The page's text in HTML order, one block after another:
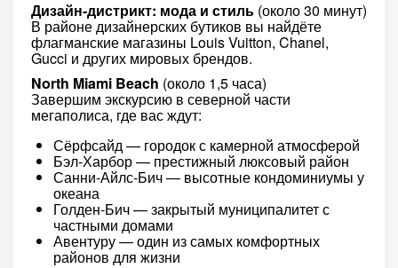
Дизайн-дистрикт: мода и стиль (около 30 минут)
В районе дизайнерских бутиков вы найдёте
флагманские магазины Louis Vuitton, Chanel,
Gucci и других мировых брендов.
North Miami Beach (около 1,5 часа)
Завершим экскурсию в северной части
мегаполиса, где вас ждут:
Сёрфсайд — городок с камерной атмосферой
Бэл-Харбор — престижный люксовый район
Санни-Айлс-Бич — высотные кондоминиумы у
океана
Голден-Бич — закрытый муниципалитет с
частными домами
Авентуру — один из самых комфортных
районов для жизни